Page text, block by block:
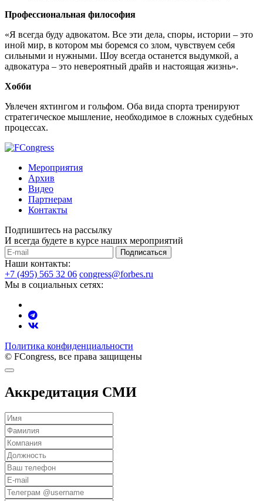
Профессиональная философия
«Я всегда буду адвокатом. Все эти дела, споры, истории – это
иной мир, в котором мы боремся со злом, чувствуем себя
сильными и нужными. Шоу всегда останется выдумкой, а
адвокатура – это невероятный драйв и настоящая жизнь».
Хобби
Увлечен яхтингом и гольфом. Оба вида спорта тренируют
стратегическое мышление, необходимое в сложных судебных
процессах.
Мероприятия
Архив
Видео
Партнерам
Контакты
Подпишитесь на рассылку
И всегда будете в курсе наших мероприятий
Подписаться
Наши контакты:
+7 (495) 565 32 06 congress@forbes.ru
Мы в социальных сетях:
Политика конфиденциальности
© FCongress, все права защищены
Аккредитация СМИ